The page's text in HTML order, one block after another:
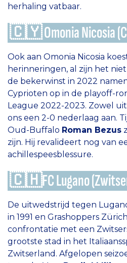
herhaling vatbaar.
🇨🇾 Omonia Nicosia
Ook aan Omonia Nicosia
herinneringen, al zijn het
de bekerwinst in 2022
Cyprioten op in de playoff-
League 2022-2023. Zowel
ons een 2-0 nederlaag aan.
Oud-Buffalo Roman Bezus
zijn. Hij revalideert nog van
achillespeesblessure.
🇨🇭FC Lugano
De uitwedstrijd tegen
in 1991 en Grashoppers
confrontatie met een
grootste stad in het
Zwitserland. Afgelopen